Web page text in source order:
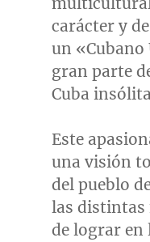
carácter y
un
gran parte
Cuba
Este
una visión
del pueblo
las distintas
de lograr en